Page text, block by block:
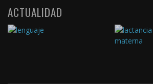
ACTUALIDAD